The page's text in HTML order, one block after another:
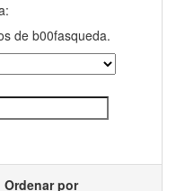
de b00fasqueda.
Ordenar por